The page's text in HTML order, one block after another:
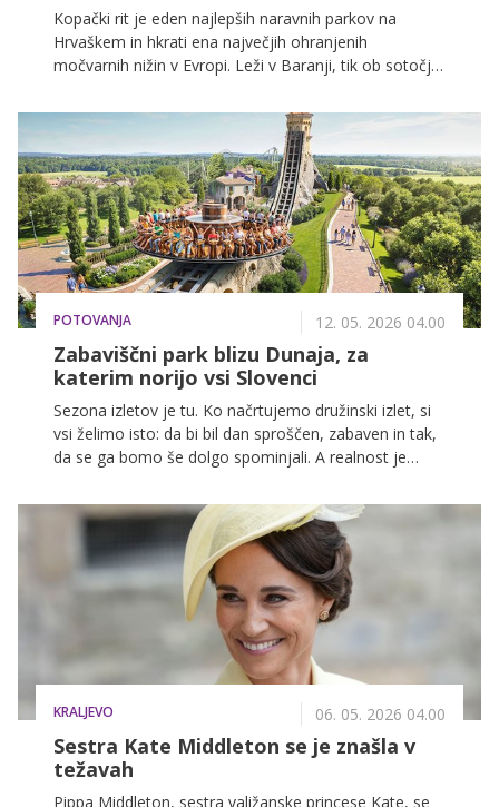
Kopački rit je eden najlepših naravnih parkov na
Hrvaškem in hkrati ena največjih ohranjenih
močvarnih nižin v Evropi. Leži v Baranji, tik ob sotočju
POTOVANJA 12. 05. 2026 04.00
Zabaviščni park blizu Dunaja, za
katerim norijo vsi Slovenci
Sezona izletov je tu. Ko načrtujemo družinski izlet, si
vsi želimo isto: da bi bil dan sproščen, zabaven in tak,
da se ga bomo še dolgo spominjali. A realnost je
akcijo, starši pa vsaj malo miru.
KRALJEVO 06. 05. 2026 04.00
Sestra Kate Middleton se je znašla v
težavah
Pippa Middleton, sestra valižanske princese Kate, se